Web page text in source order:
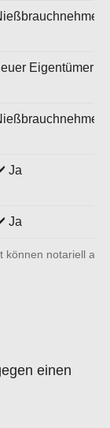
notariell
Eigentümer
Ja
Ja
einen